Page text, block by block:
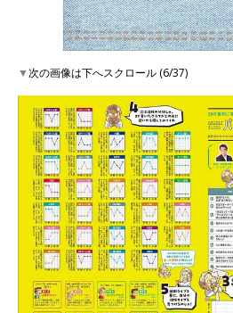
▼次の画像は下へスクロール (6/37)